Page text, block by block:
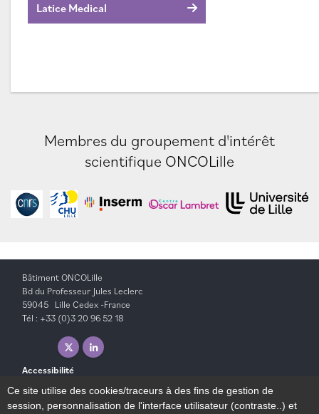
Latice Medical
Membres du groupement d'intérêt
scientifique ONCOLille
Bâtiment ONCOLille
Bd du Professeur Jules Leclerc
59045 Lille Cedex -France
Tél : +33 (0)3 20 96 52 18
X ( nouvelle fenêtre)
Linkedin ( nouvelle fenêtre)
Accessibilité
Mentions légales
Contact
Ce site utilise des cookies/traceurs à des fins de gestion de
session, personnalisation de l'interface utilisateur (contraste..) et